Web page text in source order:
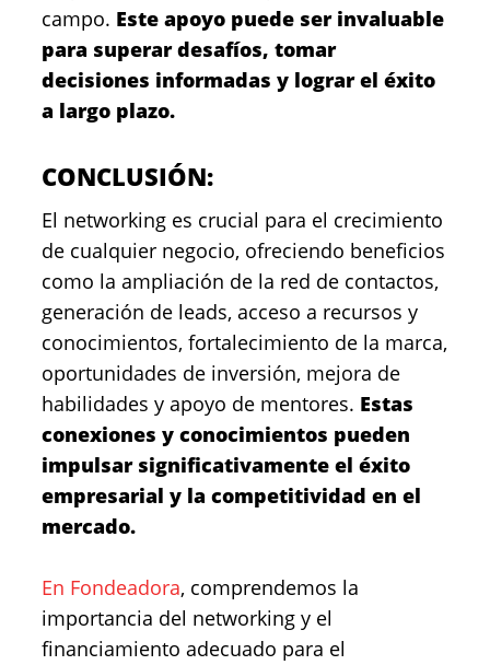
campo. Este apoyo puede ser invaluable
para superar desafíos, tomar
decisiones informadas y lograr el éxito
a largo plazo.
CONCLUSIÓN:
El networking es crucial para el crecimiento
de cualquier negocio, ofreciendo beneficios
como la ampliación de la red de contactos,
generación de leads, acceso a recursos y
conocimientos, fortalecimiento de la marca,
oportunidades de inversión, mejora de
habilidades y apoyo de mentores. Estas
conexiones y conocimientos pueden
impulsar significativamente el éxito
empresarial y la competitividad en el
mercado.
En Fondeadora, comprendemos la
importancia del networking y el
financiamiento adecuado para el